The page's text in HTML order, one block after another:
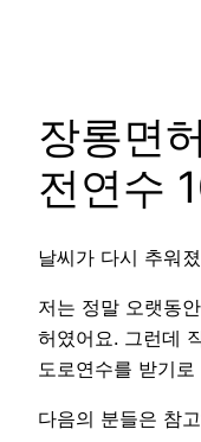
장롱면
전연수
날씨가 다시 추워
저는 정말 오랫동
허였어요. 그런데
도로연수를 받기
다음의 분들은 참